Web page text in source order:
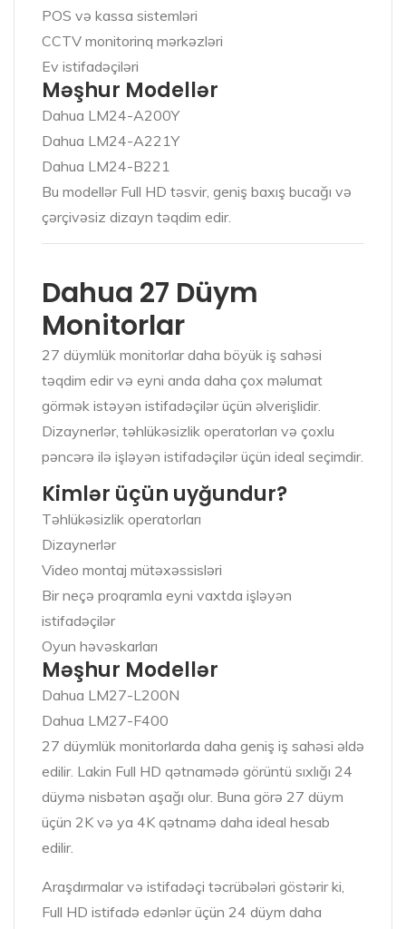
POS və kassa sistemləri
CCTV monitorinq mərkəzləri
Ev istifadəçiləri
Məşhur Modellər
Dahua LM24-A200Y
Dahua LM24-A221Y
Dahua LM24-B221
Bu modellər Full HD təsvir, geniş baxış bucağı və
çərçivəsiz dizayn təqdim edir.
Dahua 27 Düym
Monitorlar
27 düymlük monitorlar daha böyük iş sahəsi
təqdim edir və eyni anda daha çox məlumat
görmək istəyən istifadəçilər üçün əlverişlidir.
Dizaynerlər, təhlükəsizlik operatorları və çoxlu
pəncərə ilə işləyən istifadəçilər üçün ideal seçimdir.
Kimlər üçün uyğundur?
Təhlükəsizlik operatorları
Dizaynerlər
Video montaj mütəxəssisləri
Bir neçə proqramla eyni vaxtda işləyən
istifadəçilər
Oyun həvəskarları
Məşhur Modellər
Dahua LM27-L200N
Dahua LM27-F400
27 düymlük monitorlarda daha geniş iş sahəsi əldə
edilir. Lakin Full HD qətnamədə görüntü sıxlığı 24
düymə nisbətən aşağı olur. Buna görə 27 düym
üçün 2K və ya 4K qətnamə daha ideal hesab
edilir.
Araşdırmalar və istifadəçi təcrübələri göstərir ki,
Full HD istifadə edənlər üçün 24 düym daha